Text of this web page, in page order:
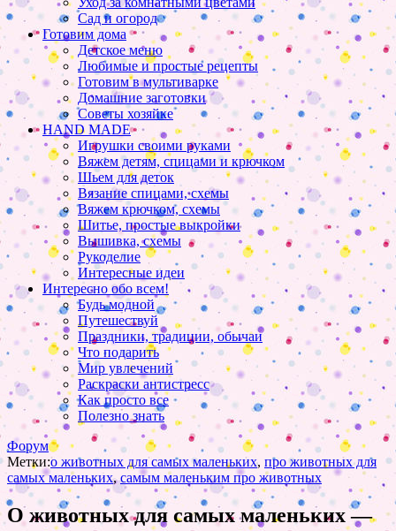
Сад и огород
Готовим дома
Детское меню
Любимые и простые рецепты
Готовим в мультиварке
Домашние заготовки
Советы хозяйке
HAND MADE
Игрушки своими руками
Вяжем детям, спицами и крючком
Шьем для деток
Вязание спицами, схемы
Вяжем крючком, схемы
Шитье, простые выкройки
Вышивка, схемы
Рукоделие
Интересные идеи
Интересно обо всем!
Будь модной
Путешествуй
Праздники, традиции, обычаи
Что подарить
Мир увлечений
Раскраски антистресс
Как просто все
Полезно знать
Форум
Метки:о животных для самых маленьких, про животных для
самых маленьких,самым маленьким про животных
О животных для самых маленьких —